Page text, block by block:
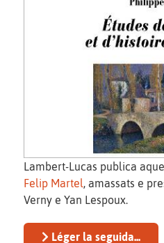
Lambert-Lucas publica
Felip Martel, amassats e
Verny e Yan Lespoux.
Léger la seguida...